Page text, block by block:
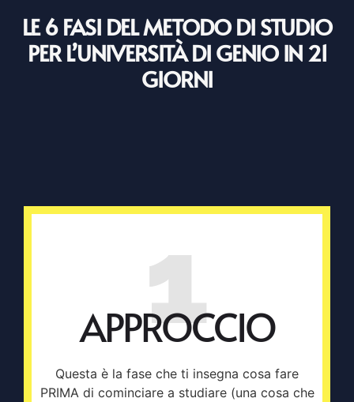
LE 6 FASI DEL METODO DI STUDIO
PER L’UNIVERSITÀ DI GENIO IN 21
GIORNI
1
APPROCCIO
Questa è la fase che ti insegna cosa fare
PRIMA di cominciare a studiare (una cosa che